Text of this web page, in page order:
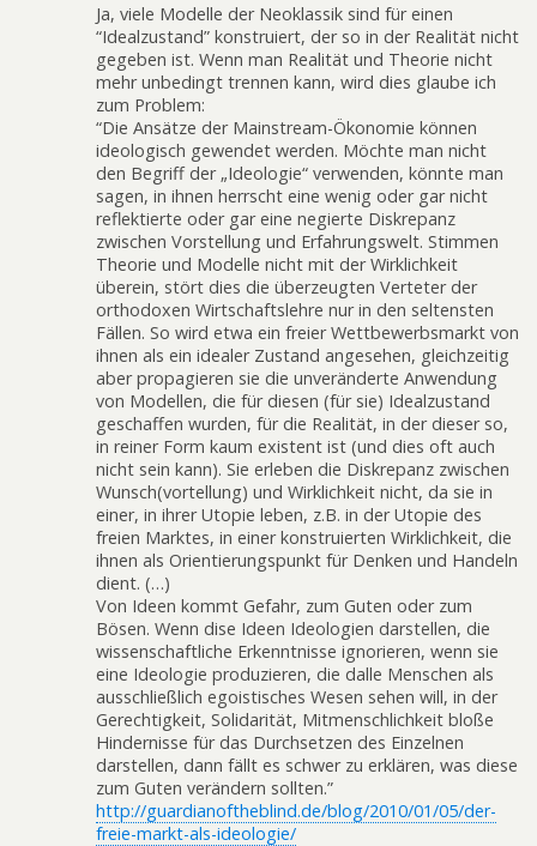
Ja, viele Modelle der Neoklassik sind für einen
“Idealzustand” konstruiert, der so in der Realität nicht
gegeben ist. Wenn man Realität und Theorie nicht
mehr unbedingt trennen kann, wird dies glaube ich
zum Problem:
“Die Ansätze der Mainstream-Ökonomie können
ideologisch gewendet werden. Möchte man nicht
den Begriff der „Ideologie“ verwenden, könnte man
sagen, in ihnen herrscht eine wenig oder gar nicht
reflektierte oder gar eine negierte Diskrepanz
zwischen Vorstellung und Erfahrungswelt. Stimmen
Theorie und Modelle nicht mit der Wirklichkeit
überein, stört dies die überzeugten Verteter der
orthodoxen Wirtschaftslehre nur in den seltensten
Fällen. So wird etwa ein freier Wettbewerbsmarkt von
ihnen als ein idealer Zustand angesehen, gleichzeitig
aber propagieren sie die unveränderte Anwendung
von Modellen, die für diesen (für sie) Idealzustand
geschaffen wurden, für die Realität, in der dieser so,
in reiner Form kaum existent ist (und dies oft auch
nicht sein kann). Sie erleben die Diskrepanz zwischen
Wunsch(vortellung) und Wirklichkeit nicht, da sie in
einer, in ihrer Utopie leben, z.B. in der Utopie des
freien Marktes, in einer konstruierten Wirklichkeit, die
ihnen als Orientierungspunkt für Denken und Handeln
dient. (…)
Von Ideen kommt Gefahr, zum Guten oder zum
Bösen. Wenn dise Ideen Ideologien darstellen, die
wissenschaftliche Erkenntnisse ignorieren, wenn sie
eine Ideologie produzieren, die dalle Menschen als
ausschließlich egoistisches Wesen sehen will, in der
Gerechtigkeit, Solidarität, Mitmenschlichkeit bloße
Hindernisse für das Durchsetzen des Einzelnen
darstellen, dann fällt es schwer zu erklären, was diese
zum Guten verändern sollten.”
http://guardianoftheblind.de/blog/2010/01/05/der-
freie-markt-als-ideologie/